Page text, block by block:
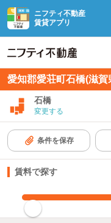
ニフティ不動産
賃貸アプリ
愛知郡愛荘町石橋(滋
石橋
変更する
条件を保存
賃料で探す